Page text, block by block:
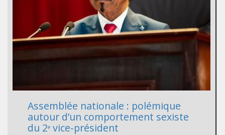
Assemblée nationale : polémique
autour d’un comportement sexiste
du 2ᵉ vice-président